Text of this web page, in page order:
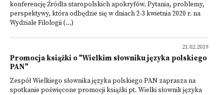
konferencję Źródła staropolskich apokryfów. Pytania, problemy,
perspektywy, która odbędzie się w dniach 2-3 kwietnia 2020 r. na
Wydziale Filologii (...)
21.02.2019
Promocja książki o "Wielkim słowniku języka polskiego
PAN"
Zespół Wielkiego słownika języka polskiego PAN zaprasza na
spotkanie poświęcone promocji książki pt. Wielki słownik języka